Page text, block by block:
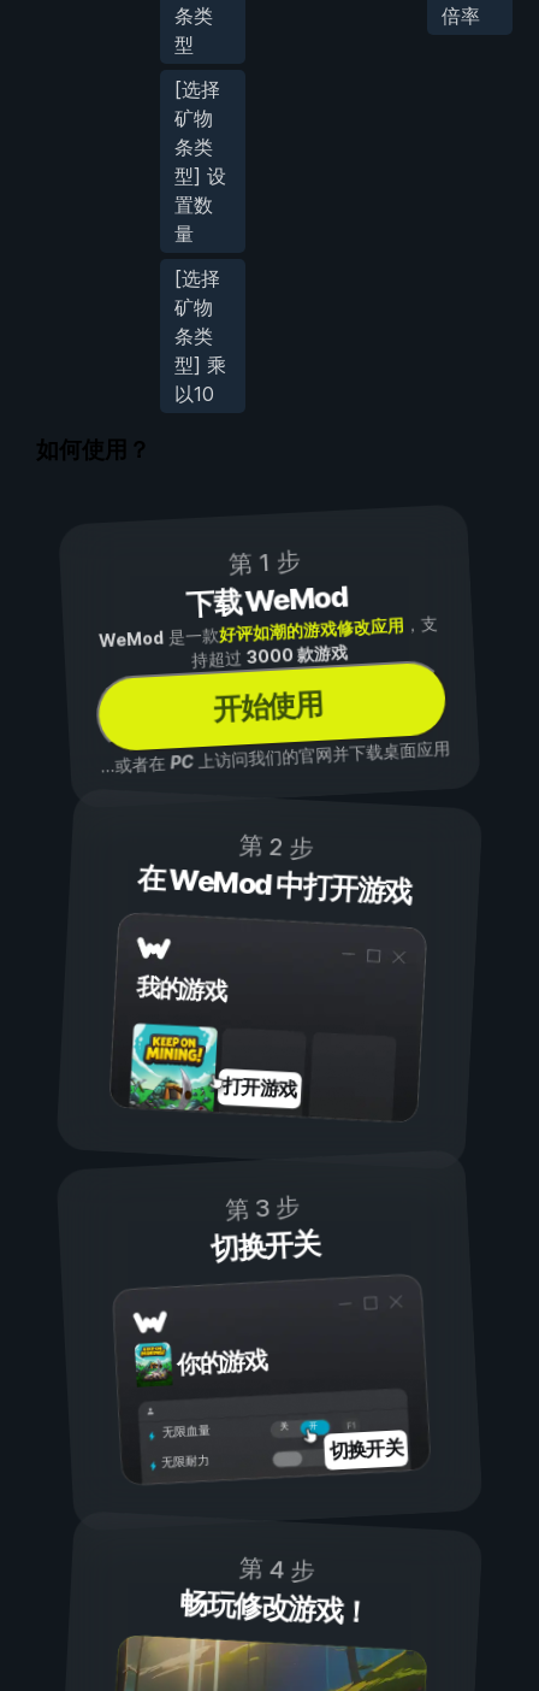
条类
型
[选择
矿物
条类
型] 设
置数
量
[选择
矿物
条类
型] 乘
以10
倍率
如何使用？
第 1 步
下载 WeMod
WeMod是一款好评如潮的游戏修改应用 ，支
持超过3000 款游戏
开始使用
...或者在PC上访问我们的官网并下载桌面应用
第 2 步
在 WeMod 中打开游戏
我的游戏
打开游戏
第 3 步
切换开关
你的游戏
开
关
无限血量
无限耐力
切换开关
第 4 步
畅玩修改游戏！